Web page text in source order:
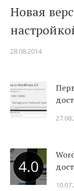
Новая
28.08.2014